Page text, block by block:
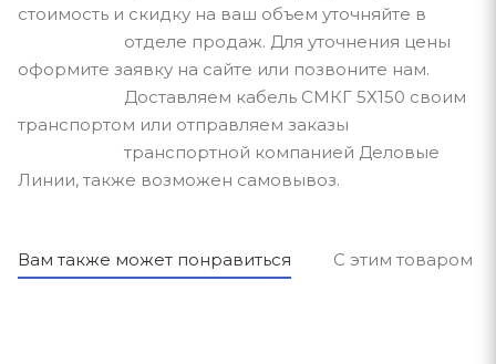
стоимость и скидку на ваш объем уточняйте в
отделе продаж. Для уточнения цены
оформите заявку на сайте или позвоните нам.
Доставляем кабель СМКГ 5Х150 своим
транспортом или отправляем заказы
транспортной компанией Деловые
Линии, также возможен самовывоз.
Вам также может понравиться С этим товаром